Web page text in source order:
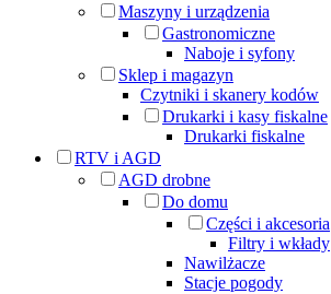
Maszyny i urządzenia
Gastronomiczne
Naboje i syfony
Sklep i magazyn
Czytniki i skanery kodów
Drukarki i kasy fiskalne
Drukarki fiskalne
RTV i AGD
AGD drobne
Do domu
Części i akcesoria
Filtry i wkłady
Nawilżacze
Stacje pogody